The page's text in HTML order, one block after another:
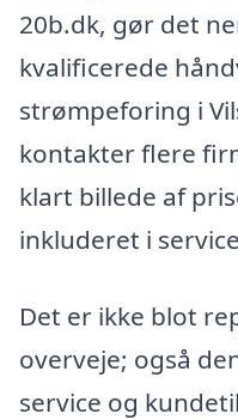
20b.dk, gør det
kvalificerede
strømpeforing i
kontakter flere
klart billede af
inkluderet i
Det er ikke blot
overveje; også
service og